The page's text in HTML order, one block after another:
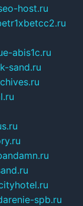
host.ru
e-abis1c.ru
sand.ru
spb.ru